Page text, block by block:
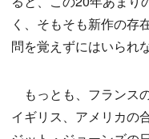
く、そもそも新作の存
問を覚えずにはいられな
もっとも、フランス
イギリス、アメリカの